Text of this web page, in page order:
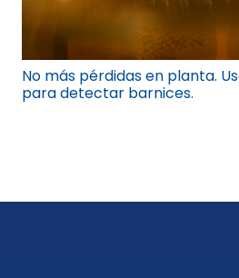
No más pérdidas en planta.
para detectar barnices.